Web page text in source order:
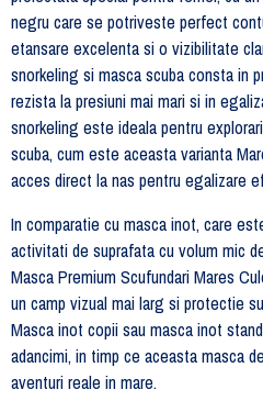
negru care se potriveste perfect
etansare excelenta si o vizibilitate
snorkeling si masca scuba consta in
rezista la presiuni mai mari si in
snorkeling este ideala pentru
scuba, cum este aceasta varianta
acces direct la nas pentru egalizare
In comparatie cu masca inot, care
activitati de suprafata cu volum mic
Masca Premium Scufundari Mares
un camp vizual mai larg si protectie
Masca inot copii sau masca inot
adancimi, in timp ce aceasta masca
aventuri reale in mare.